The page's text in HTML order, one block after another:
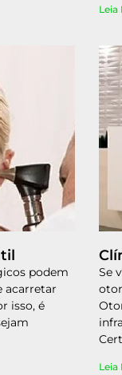
Leia
podem
acarretar
isso, é
Se
Leia